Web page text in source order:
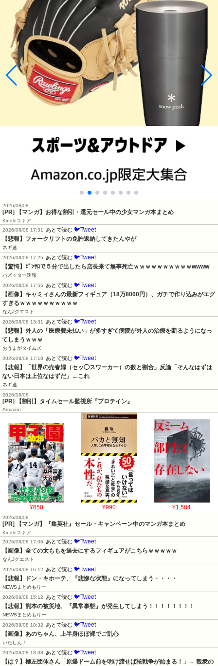
2026/08/08
[PR] 【マンガ】お得な割引・還元セール中の少女マンガ本まとめ
Kindleストア
2026/08/08 17:31
あとで読む 🐦Tweet
【悲報】フォークリフトの免許返納してきたんやが
ネギ速
2026/08/08 17:25
あとで読む 🐦Tweet
【驚愕】ﾋﾟﾝｻﾛで５分で出したら店長来て無事死亡ｗｗｗｗｗｗｗｗｗｗwwww
バズッター速報
2026/08/08 17:55
あとで読む 🐦Tweet
【画像】キャミィさんの最新フィギュア（18万8000円）、ガチで作り込みがエグ
すぎるｗｗｗｗｗｗｗｗｗｗ
なんJクエスト
2026/08/08 13:31
あとで読む 🐦Tweet
【悲報】外人の「医療費未払い」が多すぎて病院が外人の治療を断るようになっ
てしまうｗｗｗ
おうまがタイムズ
2026/08/08 17:18
あとで読む 🐦Tweet
【悲報】「世界の売春婦（セッ◯スワーカー）の数と割合」反論「そんなはずは
ない日本は上位なはずだ」←これ
ネギ速
2026/08/08
[PR] 【割引】タイムセール監視所『プロテイン』
Amazon
¥650 ¥990 ¥1,584
2026/08/08
[PR] 【マンガ】『集英社』セール・キャンペーン中のマンガ本まとめ
Kindleストア
2026/08/08 17:06
あとで読む 🐦Tweet
【画像】全ての太ももを過去にするフィギュアがこちらｗｗｗｗｗ
なんJクエスト
2026/08/08 16:12
あとで読む 🐦Tweet
【悲報】ドン・キホーテ、『悲惨な状態』になってしまう・・・・
NEWSまとめもりー
2026/08/08 15:12
あとで読む 🐦Tweet
【悲報】熊本の被災地、『異常事態』が発生してしまう！！！！！！！！
NEWSまとめもりー
2026/08/08 18:32
あとで読む 🐦Tweet
【画像】あのちゃん、上半身ほぼ裸でご乱心
いたしん！
2026/08/08 18:08
あとで読む 🐦Tweet
【は？】極左団体さん「原爆ドーム前を明け渡せば核戦争が始まる！」→ 観衆の